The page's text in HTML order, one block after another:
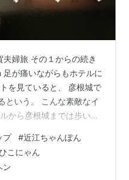
婦旅 その１からの続き
が痛いながらもホテルに
を見ていると、 彦根城で
という。 こんな素敵なイ
から彦根城までは歩いて
。 もうわくわくが止ま
プロジェクションマッピ
ついでに、隣りにある玄
プ #近江ちゃんぽん
こにゃん
ン